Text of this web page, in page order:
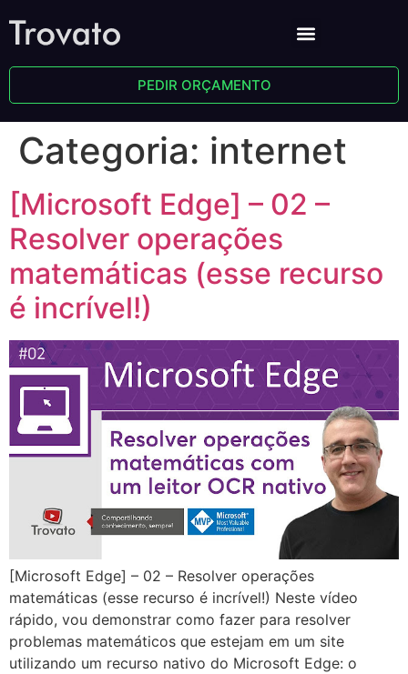
PEDIR ORÇAMENTO
Categoria: internet
[Microsoft Edge] – 02 –
Resolver operações
matemáticas (esse recurso
é incrível!)
[Microsoft Edge] – 02 – Resolver operações
matemáticas (esse recurso é incrível!) Neste vídeo
rápido, vou demonstrar como fazer para resolver
problemas matemáticos que estejam em um site
utilizando um recurso nativo do Microsoft Edge: o